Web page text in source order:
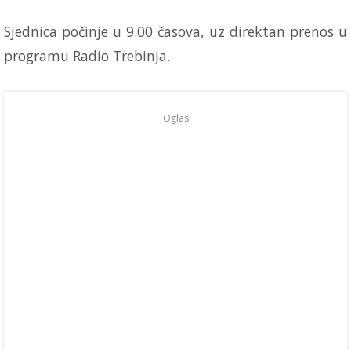
Sjednica počinje u 9.00 časova, uz direktan prenos u
programu Radio Trebinja.
Oglas